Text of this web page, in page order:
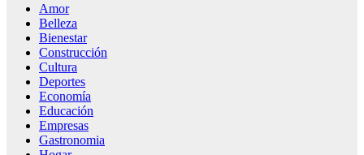
Amor
Belleza
Bienestar
Construcción
Cultura
Deportes
Economía
Educación
Empresas
Gastronomia